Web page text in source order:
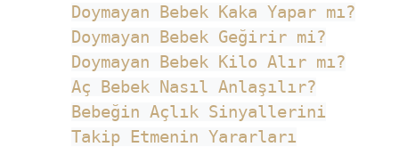
Doymayan Bebek Kaka Yapar mı?
Doymayan Bebek Geğirir mi?
Doymayan Bebek Kilo Alır mı?
Aç Bebek Nasıl Anlaşılır?
Bebeğin Açlık Sinyallerini
Takip Etmenin Yararları